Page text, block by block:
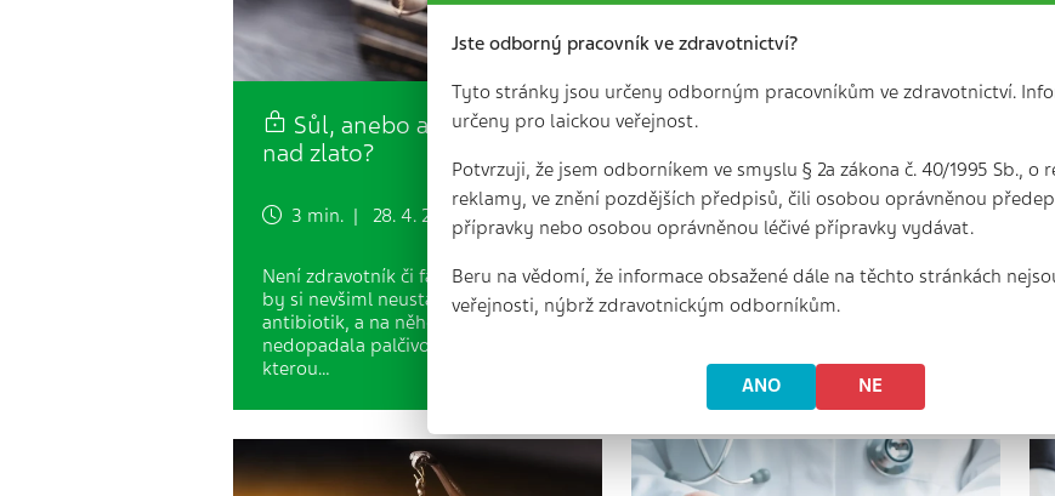
Sůl, anebo antibiotika
nad zlato?
3 min. | 28. 4. 2023
Není zdravotník či farmaceut, který
by si nevšiml neustálých výpadků
antibiotik, a na něhož by
nedopadala palčivost celé situace,
kterou…
První tři měsíce provozu
nového systému evidence
započitatelných doplatků
a…
3 min. | 24. 3. 2025
Spolu s koncem března tohoto roku
skončí i první čtvrtletí provozu
nového systému evidence
ochranných limitů souvisejících…
Jste odborný pracovník ve zdravotnictví?
Tyto stránky jsou určeny odborným pracovníkům ve zdravotnictví.
určeny pro laickou veřejnost.
Potvrzuji, že jsem odborníkem ve smyslu § 2a zákona č. 40/1995 Sb., o
reklamy, ve znění pozdějších předpisů, čili osobou oprávněnou
přípravky nebo osobou oprávněnou léčivé přípravky vydávat.
Beru na vědomí, že informace obsažené dále na těchto stránkách
veřejnosti, nýbrž zdravotnickým odborníkům.
ANO NE